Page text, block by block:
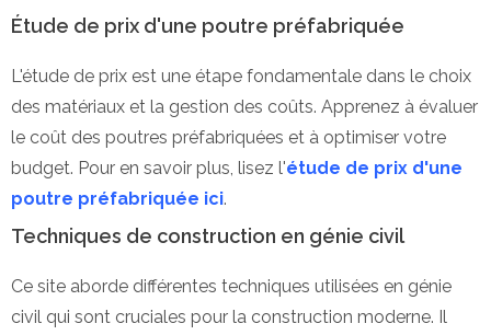
Étude de prix d'une poutre préfabriquée
L'étude de prix est une étape fondamentale dans le choix
des matériaux et la gestion des coûts. Apprenez à évaluer
le coût des poutres préfabriquées et à optimiser votre
budget. Pour en savoir plus, lisez l'étude de prix d'une
poutre préfabriquée ici.
Techniques de construction en génie civil
Ce site aborde différentes techniques utilisées en génie
civil qui sont cruciales pour la construction moderne. Il